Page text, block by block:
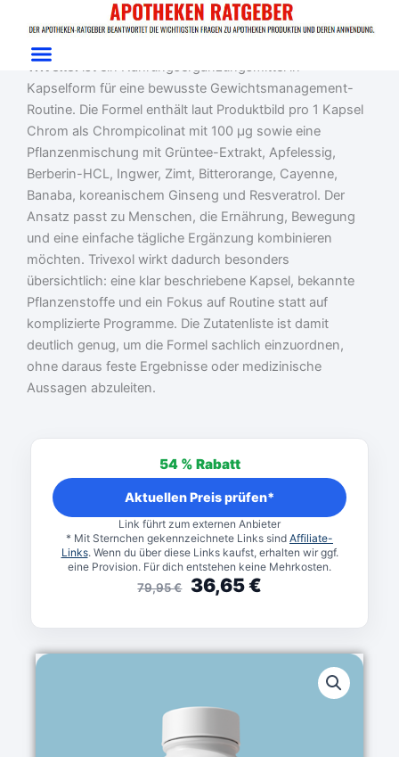
Inhalt
springen
Gewichtsmanagement / Trivexol
Trivexol Test: Kapseln für Gewichtsmanagement
Trivexol ist ein Nahrungsergänzungsmittel in
Kapselform für eine bewusste Gewichtsmanagement-
Routine. Die Formel enthält laut Produktbild pro 1 Kapsel
Chrom als Chrompicolinat mit 100 µg sowie eine
Pflanzenmischung mit Grüntee-Extrakt, Apfelessig,
Berberin-HCL, Ingwer, Zimt, Bitterorange, Cayenne,
Banaba, koreanischem Ginseng und Resveratrol. Der
Ansatz passt zu Menschen, die Ernährung, Bewegung
und eine einfache tägliche Ergänzung kombinieren
möchten. Trivexol wirkt dadurch besonders
übersichtlich: eine klar beschriebene Kapsel, bekannte
Pflanzenstoffe und ein Fokus auf Routine statt auf
komplizierte Programme. Die Zutatenliste ist damit
deutlich genug, um die Formel sachlich einzuordnen,
ohne daraus feste Ergebnisse oder medizinische
Aussagen abzuleiten.
54 % Rabatt
79,95€
war:
79,95 €
36,65€
36,65 €.
Aktuellen Preis prüfen*
Link führt zum externen Anbieter
* Mit Sternchen gekennzeichnete Links sind Affiliate-
Links. Wenn du über diese Links kaufst, erhalten wir ggf.
eine Provision. Für dich entstehen keine Mehrkosten.